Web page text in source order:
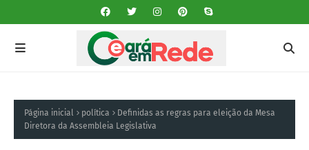
Página inicial política
Definidas as regras para eleição da Mesa
Diretora da Assembleia Legislativa